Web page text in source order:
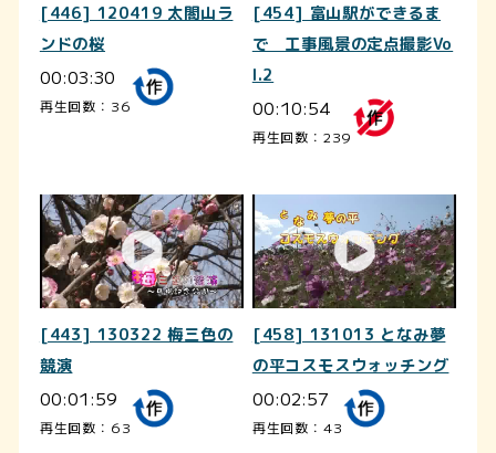
[446] 120419 太閤山ラ
ンドの桜
00:03:30
再生回数：36
[454] 富山駅ができるま
で 工事風景の定点撮影Vo
l.2
00:10:54
再生回数：239
[443] 130322 梅三色の
競演
00:01:59
再生回数：63
[458] 131013 となみ夢
の平コスモスウォッチング
00:02:57
再生回数：43